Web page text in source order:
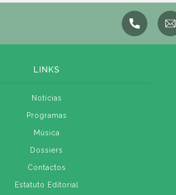
LINKS
Notícias
Programas
Música
Dossiers
Contactos
Estatuto Editorial